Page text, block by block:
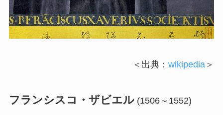
＜出典：wikipedia ＞
フランシスコ・ザビエル(1506～1552)